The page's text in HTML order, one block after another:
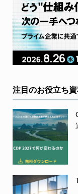
注目のお役立ち